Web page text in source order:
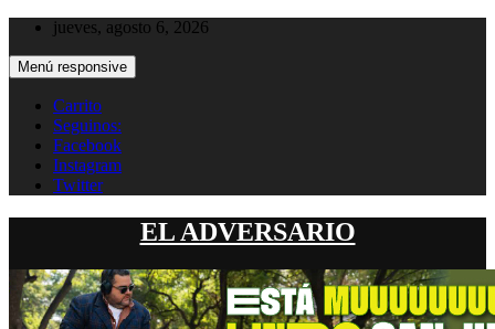
Saltar
contenido
jueves, agosto 6, 2026
Menú responsive
Carrito
Seguinos:
Facebook
Instagram
Twitter
EL ADVERSARIO